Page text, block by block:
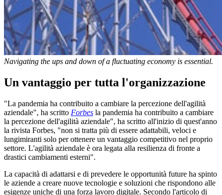
Navigating the ups and down of a fluctuating economy is essential.
Un vantaggio per tutta l'organizzazione
"La pandemia ha contribuito a cambiare la percezione dell'agilità
aziendale", ha scritto Forbes la pandemia ha contribuito a cambiare
la percezione dell'agilità aziendale", ha scritto all'inizio di quest'anno
la rivista Forbes, "non si tratta più di essere adattabili, veloci e
lungimiranti solo per ottenere un vantaggio competitivo nel proprio
settore. L'agilità aziendale è ora legata alla resilienza di fronte a
drastici cambiamenti esterni".
La capacità di adattarsi e di prevedere le opportunità future ha spinto
le aziende a creare nuove tecnologie e soluzioni che rispondono alle
esigenze uniche di una forza lavoro digitale. Secondo l'articolo di